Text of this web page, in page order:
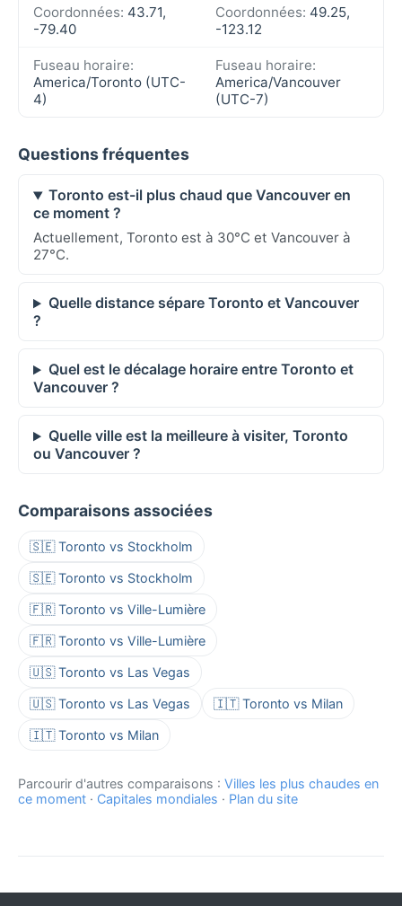
Coordonnées: 43.71,
-79.40
Coordonnées: 49.25,
-123.12
Fuseau horaire:
America/Toronto (UTC-
4)
Fuseau horaire:
America/Vancouver
(UTC-7)
Questions fréquentes
Toronto est-il plus chaud que Vancouver en
ce moment ?
Actuellement, Toronto est à 30°C et Vancouver à
27°C.
Quelle distance sépare Toronto et Vancouver
?
Quel est le décalage horaire entre Toronto et
Vancouver ?
Quelle ville est la meilleure à visiter, Toronto
ou Vancouver ?
Comparaisons associées
🇸🇪 Toronto vs Stockholm
🇸🇪 Toronto vs Stockholm
🇫🇷 Toronto vs Ville-Lumière
🇫🇷 Toronto vs Ville-Lumière
🇺🇸 Toronto vs Las Vegas
🇺🇸 Toronto vs Las Vegas 🇮🇹 Toronto vs Milan
🇮🇹 Toronto vs Milan
Parcourir d'autres comparaisons : Villes les plus chaudes en
ce moment · Capitales mondiales · Plan du site